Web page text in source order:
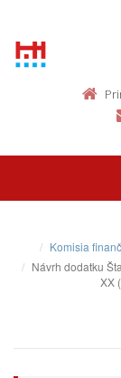
Komisia
Návrh dodatku
XX